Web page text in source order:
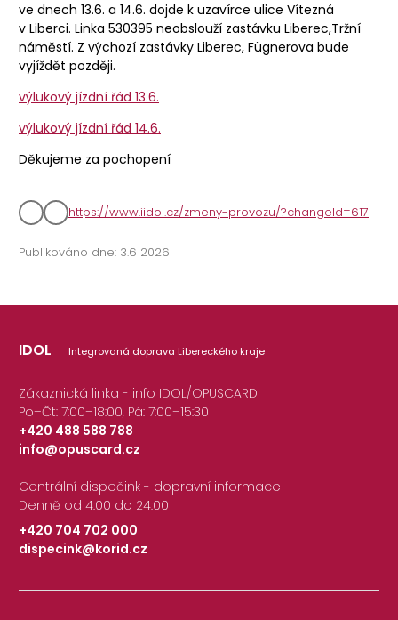
ve dnech 13.6. a 14.6. dojde k uzavírce ulice Vítezná
v Liberci. Linka 530395 neobslouží zastávku Liberec,Tržní
náměstí. Z výchozí zastávky Liberec, Fügnerova bude
vyjíždět později.
výlukový jízdní řád 13.6.
výlukový jízdní řád 14.6.
Děkujeme za pochopení
https://www.iidol.cz/zmeny-provozu/?changeId=617
Publikováno dne: 3.6 2026
IDOL Integrovaná doprava Libereckého kraje
Zákaznická linka - info IDOL/OPUSCARD
Po–Čt: 7:00–18:00, Pá: 7:00–15:30
+420 488 588 788
|
info@opuscard.cz
Centrální dispečink - dopravní informace
Denně od 4:00 do 24:00
+420 704 702 000
|
dispecink@korid.cz